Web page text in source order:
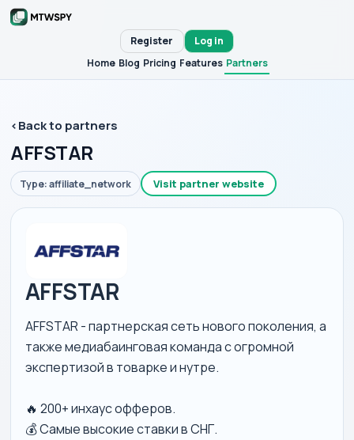
Home Blog Pricing Features Partners
Register Log in
‹Back to partners
AFFSTAR
Type: affiliate_network Visit partner website
AFFSTAR
AFFSTAR - партнерская сеть нового поколения, а
также медиабаинговая команда с огромной
экспертизой в товарке и нутре.
🔥 200+ инхаус офферов.
💰 Самые высокие ставки в СНГ.